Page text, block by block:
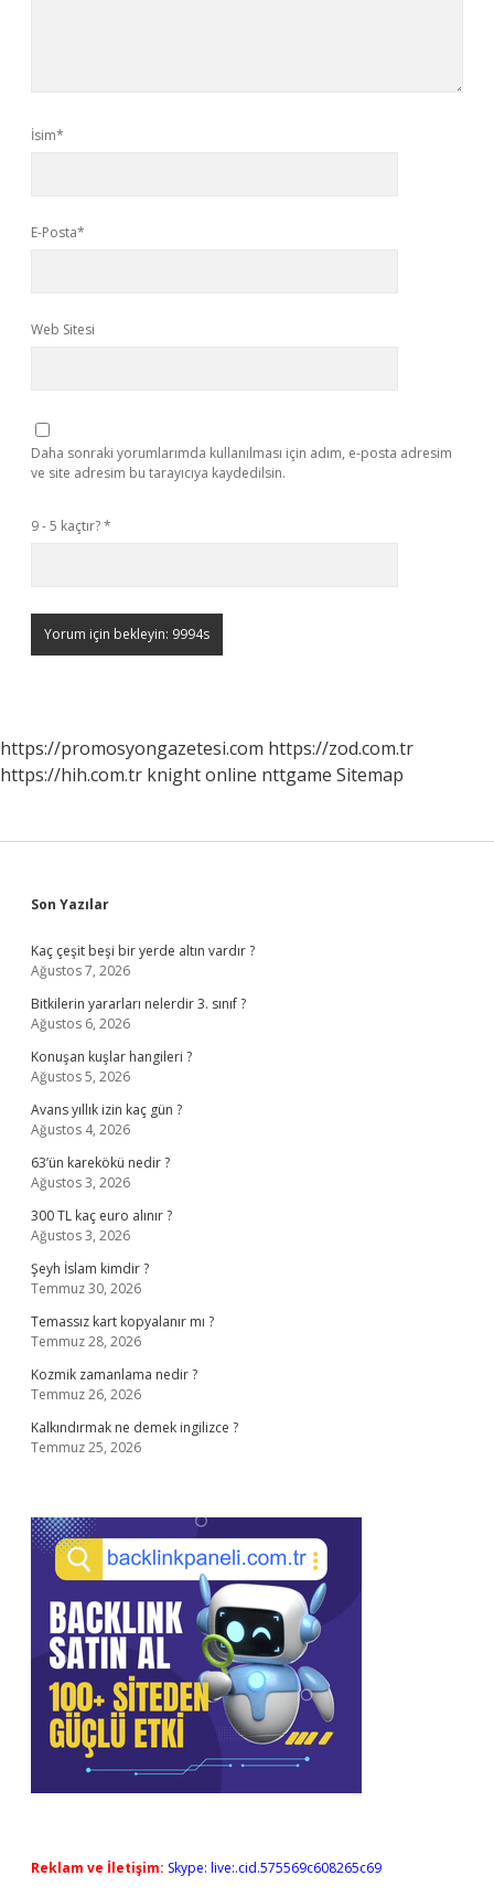
İsim*
E-Posta*
Web Sitesi
Daha sonraki yorumlarımda kullanılması için adım, e-posta adresim
ve site adresim bu tarayıcıya kaydedilsin.
9 - 5 kaçtır?*
https://promosyongazetesi.com https://zod.com.tr
https://hih.com.tr knight online nttgame Sitemap
Sidebar
Son Yazılar
Kaç çeşit beşi bir yerde altın vardır ?
Ağustos 7, 2026
Bitkilerin yararları nelerdir 3. sınıf ?
Ağustos 6, 2026
Konuşan kuşlar hangileri ?
Ağustos 5, 2026
Avans yıllık izin kaç gün ?
Ağustos 4, 2026
63’ün karekökü nedir ?
Ağustos 3, 2026
300 TL kaç euro alınır ?
Ağustos 3, 2026
Şeyh İslam kimdir ?
Temmuz 30, 2026
Temassız kart kopyalanır mı ?
Temmuz 28, 2026
Kozmik zamanlama nedir ?
Temmuz 26, 2026
Kalkındırmak ne demek ingilizce ?
Temmuz 25, 2026
Reklam ve İletişim: Skype: live:.cid.575569c608265c69